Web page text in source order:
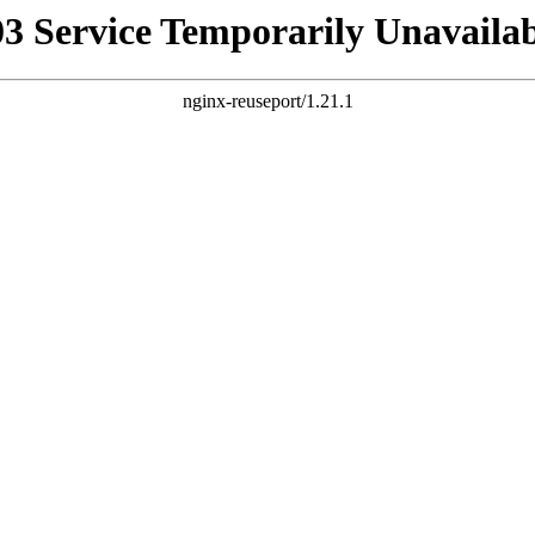
Service Temporarily
nginx-reuseport/1.21.1